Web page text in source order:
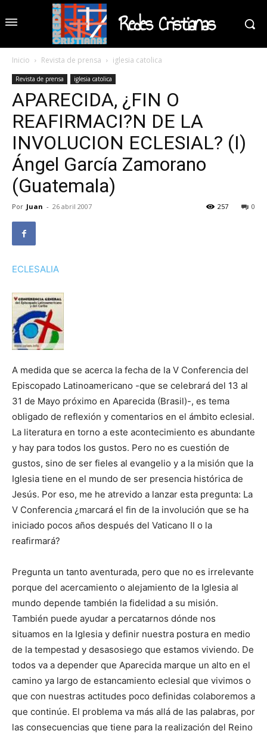
Redes Cristianas
Inicio Revista de prensa iglesia catolica
Revista de prensa iglesia catolica
APARECIDA, ¿FIN O
REAFIRMACI?N DE LA
INVOLUCION ECLESIAL? (I)
Ángel García Zamorano
(Guatemala)
Por Juan - 26 abril 2007 0
257
ECLESALIA
A medida que se acerca la fecha de la V Conferencia del
Episcopado Latinoamericano -que se celebrará del 13 al
31 de Mayo próximo en Aparecida (Brasil)-, es tema
obligado de reflexión y comentarios en el ámbito eclesial.
La literatura en torno a este acontecimiento es abundante
y hay para todos los gustos. Pero no es cuestión de
gustos, sino de ser fieles al evangelio y a la misión que la
Iglesia tiene en el mundo de ser presencia histórica de
Jesús. Por eso, me he atrevido a lanzar esta pregunta: La
V Conferencia ¿marcará el fin de la involución que se ha
iniciado pocos años después del Vaticano II o la
reafirmará?
Pregunta un tanto aventurada, pero que no es irrelevante
porque del acercamiento o alejamiento de la Iglesia al
mundo depende también la fidelidad a su misión.
También puede ayudar a percatarnos dónde nos
situamos en la Iglesia y definir nuestra postura en medio
de la tempestad y desasosiego que estamos viviendo. De
todos va a depender que Aparecida marque un alto en el
camino ya largo de estancamiento eclesial que vivimos o
que con nuestras actitudes poco definidas colaboremos a
que continúe. El problema va más allá de las palabras, por
las consecuencias que tiene para la realización del Reino